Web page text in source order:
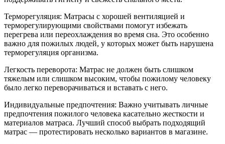
Терморегуляция: Матрасы с хорошей вентиляцией и
терморегулирующими свойствами помогут избежать
перегрева или переохлаждения во время сна. Это особенно
важно для пожилых людей, у которых может быть нарушена
терморегуляция организма.
Легкость переворота: Матрас не должен быть слишком
тяжелым или слишком высоким, чтобы пожилому человеку
было легко переворачиваться и вставать с него.
Индивидуальные предпочтения: Важно учитывать личные
предпочтения пожилого человека касательно жесткости и
материалов матраса. Лучший способ выбрать подходящий
матрас — протестировать несколько вариантов в магазине.